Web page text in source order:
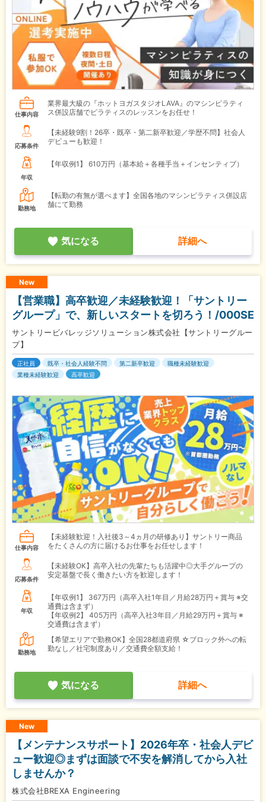
仕事内容
業界最大級の『ホットヨガスタジオLAVA』のマシンピラティ
ス併設店舗でピラティスのレッスンをお任せ！
応募条件
【未経験9割！26卒・既卒・第二新卒歓迎／学歴不問】社会人
デビューも歓迎！
年収
【年収例1】 610万円（基本給＋各種手当＋インセンティブ）
勤務地
【転勤の有無が選べます】全国各地のマシンピラティス併設店
舗にて勤務
気になる 詳細へ
New
【営業職】高卒歓迎／未経験歓迎！「サントリー
グループ」で、新しいスタートを切ろう！/000SE
サントリービバレッジソリューション株式会社【サントリーグルー
プ】
正社員 既卒・社会人経験不問 第二新卒歓迎
職種未経験歓迎
業種未経験歓迎
高卒歓迎
仕事内容
【未経験歓迎！入社後3～4ヵ月の研修あり】サントリー商品
をたくさんの方に届けるお仕事をお任せします！
応募条件
【未経験OK】高卒入社の先輩たちも活躍中◎大手グループの
安定基盤で長く働きたい方を歓迎します！
年収
【年収例1】
367万円（高卒入社1年目／月給28万円＋賞与 ※交
通費は含まず）
【年収例2】
405万円（高卒入社3年目／月給29万円＋賞与 ※
交通費は含まず）
勤務地
【希望エリアで勤務OK】全国28都道府県 ☆ブロック外への転
勤なし／社宅制度あり／交通費全額支給！
気になる 詳細へ
New
【メンテナンスサポート】2026年卒・社会人デビ
ュー歓迎◎まずは面談で不安を解消してから入社
しませんか？
株式会社BREXA Engineering